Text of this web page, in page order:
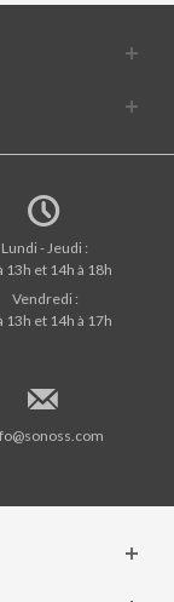
Lundi - Jeudi :
13h et 14h à 18h
Vendredi :
13h et 14h à 17h